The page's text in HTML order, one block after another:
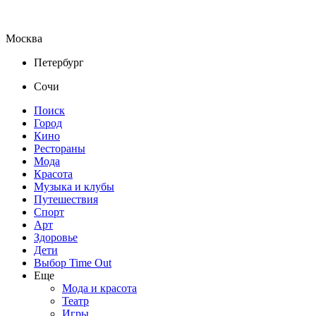
Москва
Петербург
Сочи
Поиск
Город
Кино
Рестораны
Мода
Красота
Музыка и клубы
Путешествия
Спорт
Арт
Здоровье
Дети
Выбор Time Out
Еще
Мода и красота
Театр
Игры